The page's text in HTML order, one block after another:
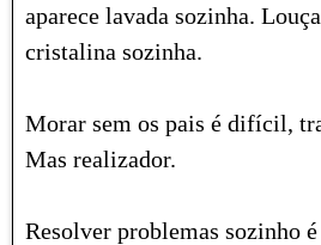
aparece lavada sozinha.
cristalina sozinha.
Morar sem os pais é difícil,
Mas realizador.
Resolver problemas sozinho